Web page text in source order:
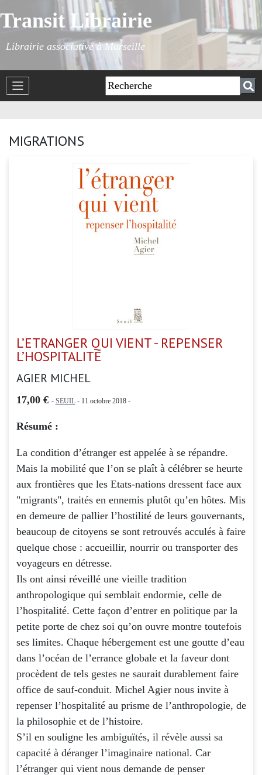
Transit Librairie
Librairie associative à Marseille
MIGRATIONS
L’ETRANGER QUI VIENT - REPENSER
L’HOSPITALITE
AGIER MICHEL
17,00 € - SEUIL- 11 octobre 2018 -
Résumé :
La condition d’étranger est appelée à se répandre.
Mais la mobilité que l’on se plaît à célébrer se heurte
aux frontières que les Etats-nations dressent face aux
"migrants", traités en ennemis plutôt qu’en hôtes. Mis
en demeure de pallier l’hostilité de leurs gouvernants,
beaucoup de citoyens se sont retrouvés acculés à faire
quelque chose : accueillir, nourrir ou transporter des
voyageurs en détresse.
Ils ont ainsi réveillé une vieille tradition
anthropologique qui semblait endormie, celle de
l’hospitalité. Cette façon d’entrer en politique par la
petite porte de chez soi qu’on ouvre montre toutefois
ses limites. Chaque hébergement est une goutte d’eau
dans l’océan de l’errance globale et la faveur dont
procèdent de tels gestes ne saurait durablement faire
office de sauf-conduit. Michel Agier nous invite à
repenser l’hospitalité au prisme de l’anthropologie, de
la philosophie et de l’histoire.
S’il en souligne les ambiguïtés, il révèle aussi sa
capacité à déranger l’imaginaire national. Car
l’étranger qui vient nous demande de penser